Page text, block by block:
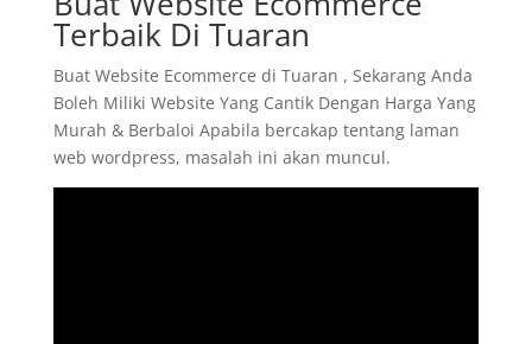
Terbaik Di Tuaran
Buat Website Ecommerce di Tuaran , Sekarang Anda
Boleh Miliki Website Yang Cantik Dengan Harga Yang
Murah & Berbaloi Apabila bercakap tentang laman
web wordpress, masalah ini akan muncul.